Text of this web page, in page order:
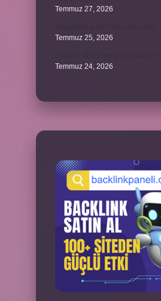
Temmuz 27, 2026
Temmuz 25, 2026
Temmuz 24, 2026